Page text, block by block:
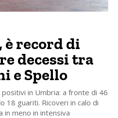
record di
decessi tra
e Spello
in Umbria: a fronte di 46
18 guariti. Ricoveri in calo di
in meno in intensiva